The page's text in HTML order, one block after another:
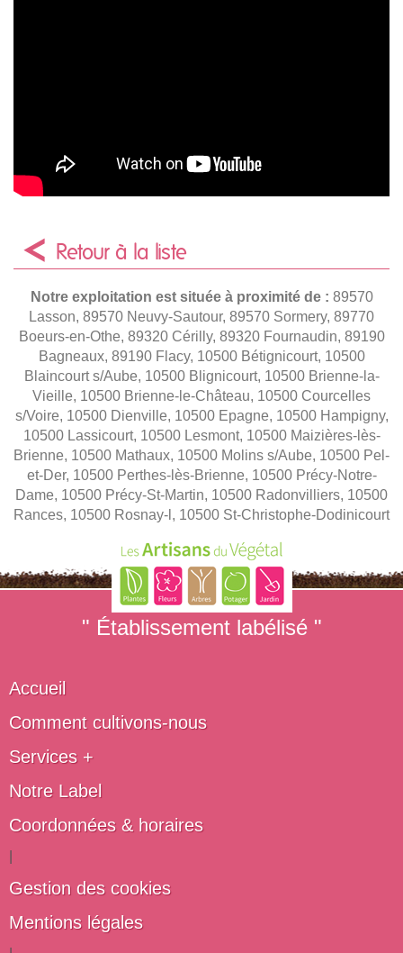
Retour à la liste
Notre exploitation est située à proximité de : 89570
Lasson, 89570 Neuvy-Sautour, 89570 Sormery, 89770
Boeurs-en-Othe, 89320 Cérilly, 89320 Fournaudin, 89190
Bagneaux, 89190 Flacy, 10500 Bétignicourt, 10500
Blaincourt s/Aube, 10500 Blignicourt, 10500 Brienne-la-
Vieille, 10500 Brienne-le-Château, 10500 Courcelles
s/Voire, 10500 Dienville, 10500 Epagne, 10500 Hampigny,
10500 Lassicourt, 10500 Lesmont, 10500 Maizières-lès-
Brienne, 10500 Mathaux, 10500 Molins s/Aube, 10500 Pel-
et-Der, 10500 Perthes-lès-Brienne, 10500 Précy-Notre-
Dame, 10500 Précy-St-Martin, 10500 Radonvilliers, 10500
Rances, 10500 Rosnay-l, 10500 St-Christophe-Dodinicourt
" Établissement labélisé "
Accueil
Comment cultivons-nous
Services +
Notre Label
Coordonnées & horaires
Gestion des cookies
Mentions légales